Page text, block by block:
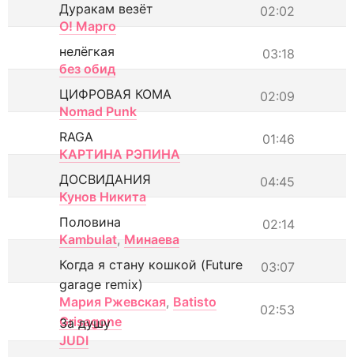
02:02
Дуракам везёт
О! Марго
03:18
нелёгкая
без обид
02:09
ЦИФРОВАЯ КОМА
Nomad Punk
01:46
RAGA
КАРТИНА РЭПИНА
04:45
ДОСВИДАНИЯ
Кунов Никита
02:14
Половина
Kambulat, Минаева
03:07
Когда я стану кошкой (Future
garage remix)
Мария Ржевская, Batisto
Grisagone
02:53
За душу
JUDI